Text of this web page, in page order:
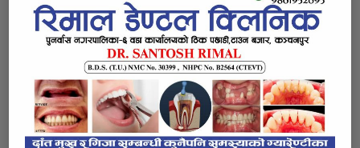
भर्खरै लोकप्रिय प्रतिक्रियाहरु